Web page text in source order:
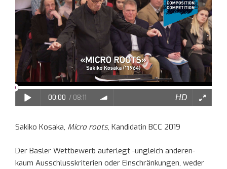
Sakiko Kosaka, Micro roots, Kandidatin BCC 2019
Der Basler Wettbewerb auferlegt -ungleich anderen-
kaum Ausschlusskriterien oder Einschränkungen, weder